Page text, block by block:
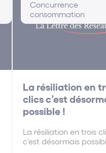
Concurrence
consommation
La résiliation en
clics c’est
possible !
La résiliation en trois
c’est désormais